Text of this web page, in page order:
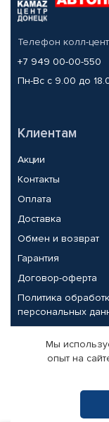
Телефон колл-
+7 949 00-00-550
Пн-Вс с 9.00 до
Клиентам
Акции
Контакты
Оплата
Доставка
Обмен и возврат
Гарантия
Договор-оферта
Политика
персональных
Партнерам
Корпоративным
Поставщикам
Мы
опыт на